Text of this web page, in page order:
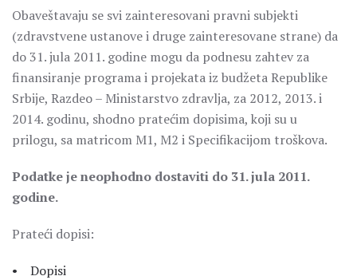
Obaveštavaju se svi zainteresovani pravni subjekti
(zdravstvene ustanove i druge zainteresovane strane) da
do 31. jula 2011. godine mogu da podnesu zahtev za
finansiranje programa i projekata iz budžeta Republike
Srbije, Razdeo – Ministarstvo zdravlja, za 2012, 2013. i
2014. godinu, shodno pratećim dopisima, koji su u
prilogu, sa matricom M1, M2 i Specifikacijom troškova.
Podatke je neophodno dostaviti do 31. jula 2011.
godine.
Prateći dopisi:
• Dopisi